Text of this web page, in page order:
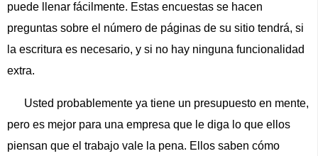
puede llenar fácilmente. Estas encuestas se hacen
preguntas sobre el número de páginas de su sitio tendrá, si
la escritura es necesario, y si no hay ninguna funcionalidad
extra.
Usted probablemente ya tiene un presupuesto en mente,
pero es mejor para una empresa que le diga lo que ellos
piensan que el trabajo vale la pena. Ellos saben cómo